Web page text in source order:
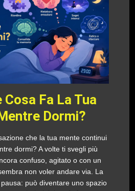
Cosa Fa La Tua
Dormi?
che la tua mente continui
dormi? A volte ti svegli più
confuso, agitato o con un
non voler andare via. La
può diventare uno spazio